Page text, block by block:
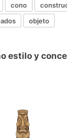
cono
objeto
estilo y